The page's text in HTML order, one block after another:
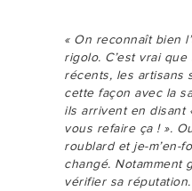
« On reconnaît bien
rigolo. C’est vrai
récents, les artisans
cette façon avec la
ils arrivent en disant
vous refaire ça ! ».
roublard et je-m’en-
changé. Notamment
vérifier sa